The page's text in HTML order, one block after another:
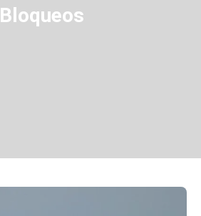
Bloqueos